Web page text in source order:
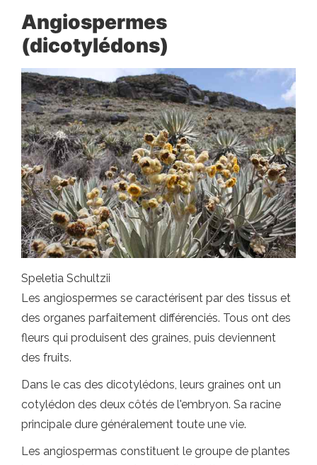
Angiospermes
(dicotylédons)
Speletia Schultzii
Les angiospermes se caractérisent par des tissus et
des organes parfaitement différenciés. Tous ont des
fleurs qui produisent des graines, puis deviennent
des fruits.
Dans le cas des dicotylédons, leurs graines ont un
cotylédon des deux côtés de l'embryon. Sa racine
principale dure généralement toute une vie.
Les angiospermas constituent le groupe de plantes